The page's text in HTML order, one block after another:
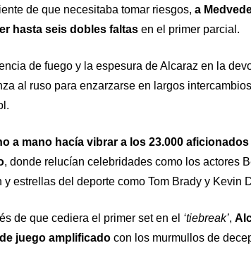
de que necesitaba tomar riesgos, a
hasta seis dobles faltasen el primer parcial.
de fuego y la espesura de Alcaraz en la
al ruso para enzarzarse en largos
a mano hacía vibrar a los 23.000
, donde relucían celebridades como los actores
y estrellas del deporte como Tom Brady y Kevin
de que cediera el primer set en el ‘tiebreak’,
juego amplificadocon los murmullos de